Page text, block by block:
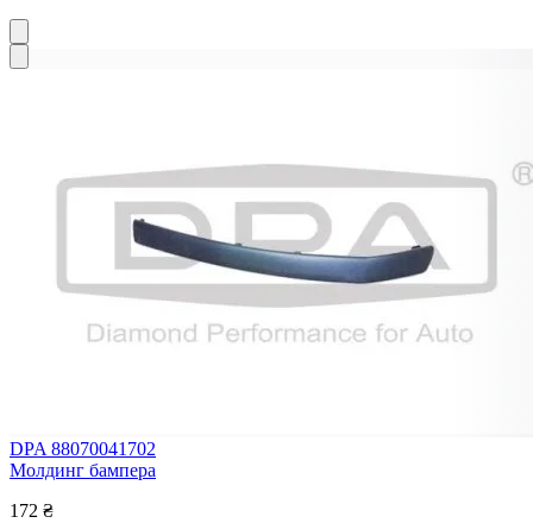
DPA 88070041702
Молдинг бампера
172 ₴